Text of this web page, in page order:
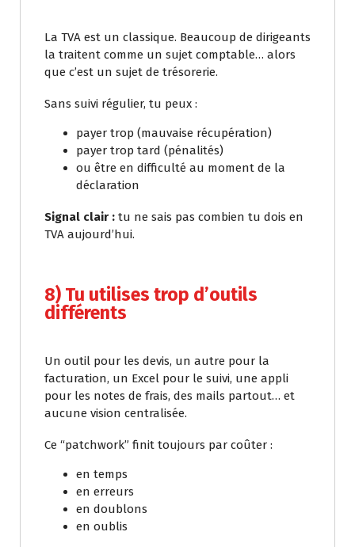
La TVA est un classique. Beaucoup de dirigeants
la traitent comme un sujet comptable… alors
que c’est un sujet de trésorerie.
Sans suivi régulier, tu peux :
payer trop (mauvaise récupération)
payer trop tard (pénalités)
ou être en difficulté au moment de la
déclaration
Signal clair : tu ne sais pas combien tu dois en
TVA aujourd’hui.
8) Tu utilises trop d’outils
différents
Un outil pour les devis, un autre pour la
facturation, un Excel pour le suivi, une appli
pour les notes de frais, des mails partout… et
aucune vision centralisée.
Ce “patchwork” finit toujours par coûter :
en temps
en erreurs
en doublons
en oublis